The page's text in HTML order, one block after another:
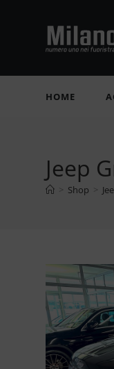
HOME
Jeep
> Shop >